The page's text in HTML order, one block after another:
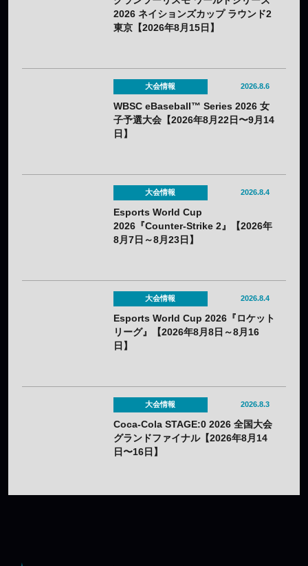
2026 ネイションズカップ ラウンド2
東京【2026年8月15日】
大会情報 2026.8.6
WBSC eBaseball™ Series 2026 女
子予選大会【2026年8月22日〜9月14
日】
大会情報 2026.8.4
Esports World Cup
2026『Counter-Strike 2』【2026年
8月7日～8月23日】
大会情報 2026.8.4
Esports World Cup 2026『ロケット
リーグ』【2026年8月8日～8月16
日】
大会情報 2026.8.3
Coca-Cola STAGE:0 2026 全国大会
グランドファイナル【2026年8月14
日〜16日】